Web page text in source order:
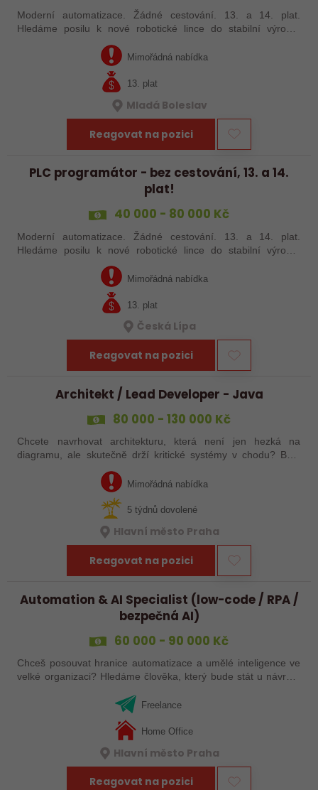
Moderní automatizace. Žádné cestování. 13. a 14. plat.
Hledáme posilu k nové robotické lince do stabilní výrobní
jste šikovný absolvent…
Mimořádná nabídka
13. plat
Mladá Boleslav
Reagovat na pozici
PLC programátor - bez cestování, 13. a 14.
plat!
40 000 - 80 000 Kč
Moderní automatizace. Žádné cestování. 13. a 14. plat.
Hledáme posilu k nové robotické lince do stabilní výrobní
jste šikovný absolvent…
Mimořádná nabídka
13. plat
Česká Lípa
Reagovat na pozici
Architekt / Lead Developer - Java
80 000 - 130 000 Kč
Chcete navrhovat architekturu, která není jen hezká na
diagramu, ale skutečně drží kritické systémy v chodu? Baví
Vás Java, systémové přemýšlení a technické vedení lidí – ale
nechcete se stát…
Mimořádná nabídka
5 týdnů dovolené
Hlavní město Praha
Reagovat na pozici
Automation & AI Specialist (low-code / RPA /
bezpečná AI)
60 000 - 90 000 Kč
Chceš posouvat hranice automatizace a umělé inteligence ve
velké organizaci? Hledáme člověka, který bude stát u návrhu,
Freelance
Home Office
Hlavní město Praha
Reagovat na pozici